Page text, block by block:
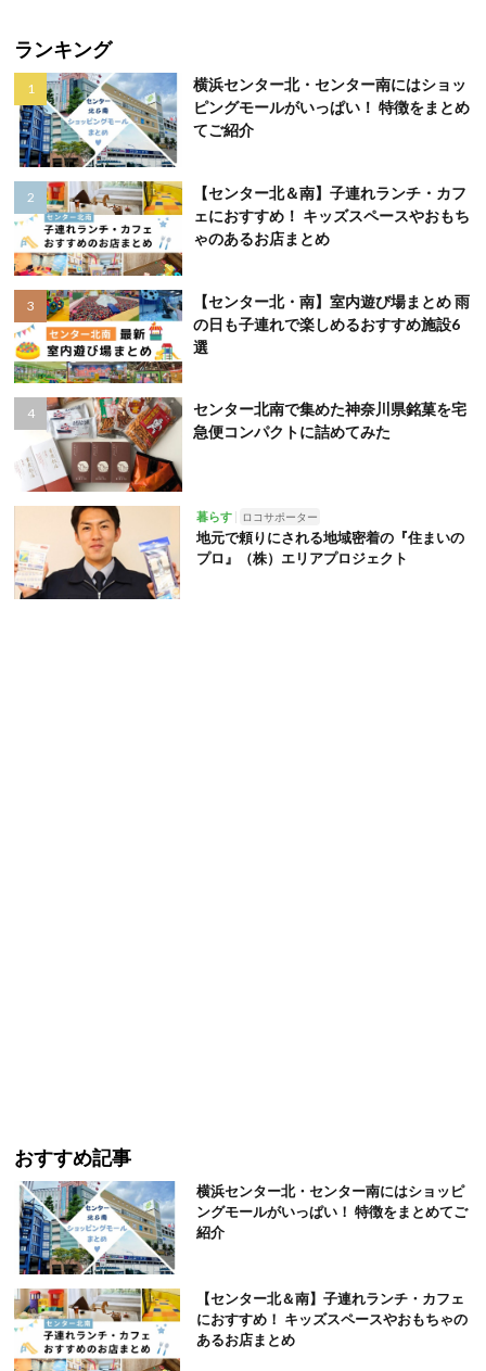
ランキング
横浜センター北・センター南にはショッ
ピングモールがいっぱい！ 特徴をまとめ
てご紹介
【センター北＆南】子連れランチ・カフ
ェにおすすめ！ キッズスペースやおもち
ゃのあるお店まとめ
【センター北・南】室内遊び場まとめ 雨
の日も子連れで楽しめるおすすめ施設6
選
センター北南で集めた神奈川県銘菓を宅
急便コンパクトに詰めてみた
暮らす ロコサポーター
地元で頼りにされる地域密着の『住まいの
プロ』（株）エリアプロジェクト
おすすめ記事
横浜センター北・センター南にはショッピ
ングモールがいっぱい！ 特徴をまとめてご
紹介
【センター北＆南】子連れランチ・カフェ
におすすめ！ キッズスペースやおもちゃの
あるお店まとめ